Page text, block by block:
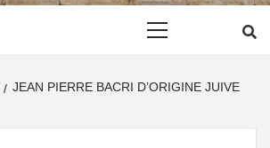
JEAN PIERRE BACRI D’ORIGINE JUIVE